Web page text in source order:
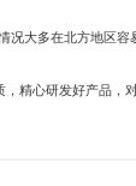
况大多在北方地区
精心研发好产品，